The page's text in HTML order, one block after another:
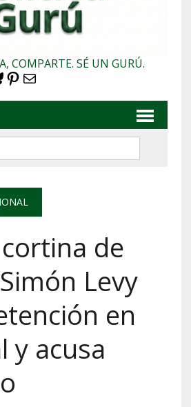
COMPARTE. SÉ UN GURÚ.
Pinterest
Correo electrónico
de
Levy
en
y acusa